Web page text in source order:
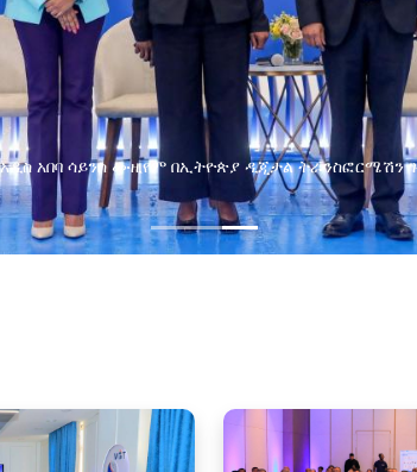
የልማት አጋሮች በአባልነት የየያዘ የኢኖቬሽን፣የዲጅታል ኢኮኖሚ እና
የኢንፎርሜሽን ቴክኖሎጂ የጋራ ግብረሃይል ተቋቋመ